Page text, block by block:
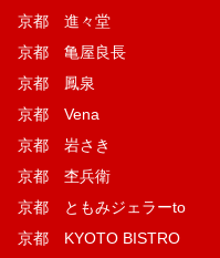
京都 進々堂
京都 亀屋良長
京都 鳳泉
京都 Vena
京都 岩さき
京都 杢兵衛
京都 ともみジェラーto
京都 KYOTO BISTRO